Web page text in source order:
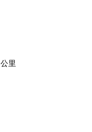
里